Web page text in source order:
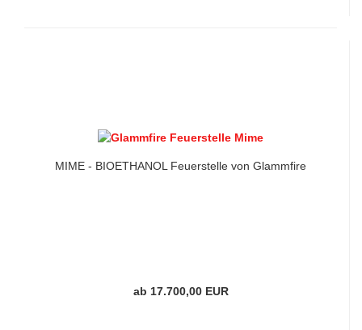
MIME - BIOETHANOL Feuerstelle von Glammfire
ab 17.700,00 EUR